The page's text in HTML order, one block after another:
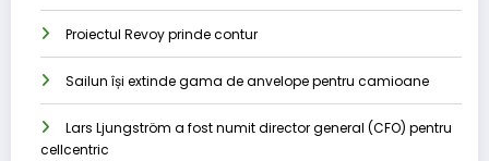
Proiectul Revoy prinde contur
Sailun își extinde gama de anvelope pentru camioane
Lars Ljungström a fost numit director general (CFO) pentru
cellcentric